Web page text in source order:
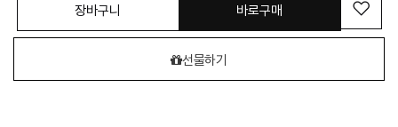
장바구니 바로구매
선물하기